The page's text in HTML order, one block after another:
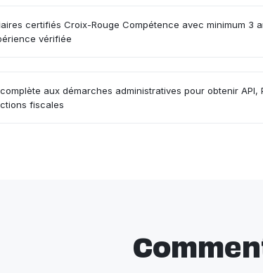
certifiés Croix-Rouge Compétence avec minimum 3
vérifiée
aux démarches administratives pour obtenir API,
fiscales